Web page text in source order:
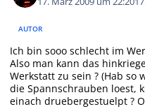
AUTOR
Ich bin sooo schlecht im
Also man kann das
Werkstatt zu sein ? (Hab so
die Spannschrauben loest,
einach druebergestuelpt ?